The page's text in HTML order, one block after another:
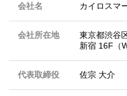
会社名 カイロスマ
会社所在地
東京都渋谷
新宿 16F（
代表取締役 佐宗 大介